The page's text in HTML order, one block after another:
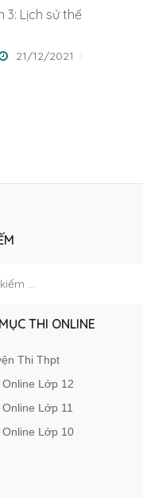
3: Lịch sử thế
21/12/2021
THI ONLINE
Thi Thpt
Online Lớp 12
Lớp 11
Online Lớp 10